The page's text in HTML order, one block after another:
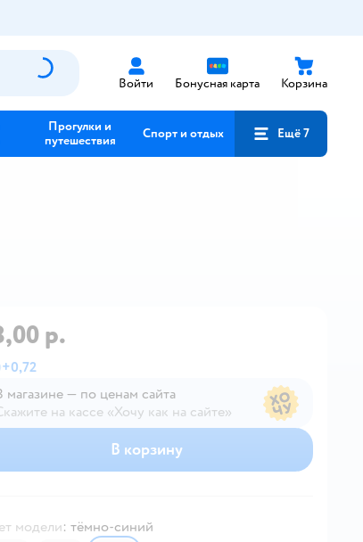
Войти Бонусная карта Корзина
Прогулки и
путешествия
Спорт и отдых Ещё 7
р.
+0,72
магазине — по ценам сайта
на кассе «Хочу как на сайте»
магазине — по ценам сайта
В корзину
модели: тёмно-синий